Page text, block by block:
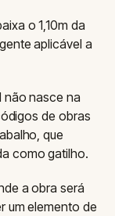
o 1,10m da
aplicável a
não nasce na
de obras
que
como gatilho.
a obra será
um elemento de